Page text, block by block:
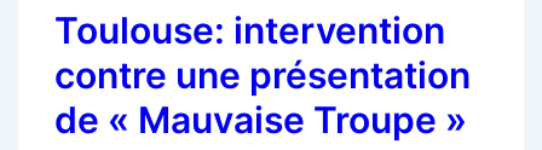
des
ouvert
par
Toulouse: intervention
contre une présentation
de « Mauvaise Troupe »